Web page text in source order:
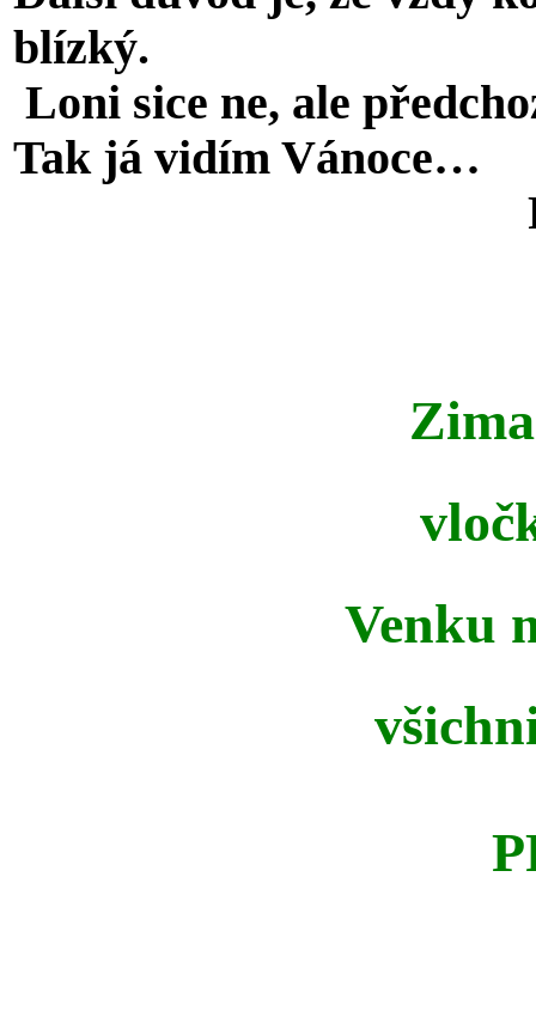
blízký.
Loni sice ne, ale
Tak já vidím Vánoce…
Pavla
Venku